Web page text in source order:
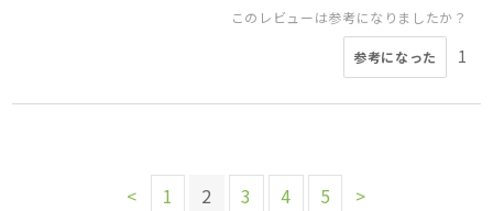
このレビューは参考になりましたか？
参考になった 1
< 1 2 3 4 5 >